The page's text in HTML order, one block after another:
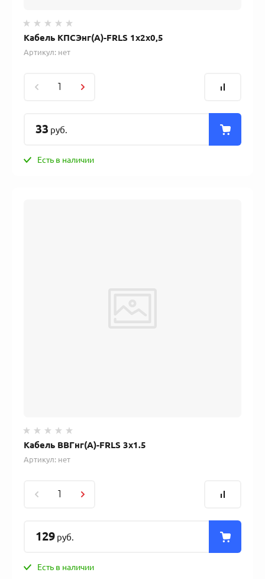
Кабель КПСЭнг(А)-FRLS 1x2x0,5
Артикул: нет
33 руб.
Есть в наличии
Кабель ВВГнг(А)-FRLS 3х1.5
Артикул: нет
129 руб.
Есть в наличии